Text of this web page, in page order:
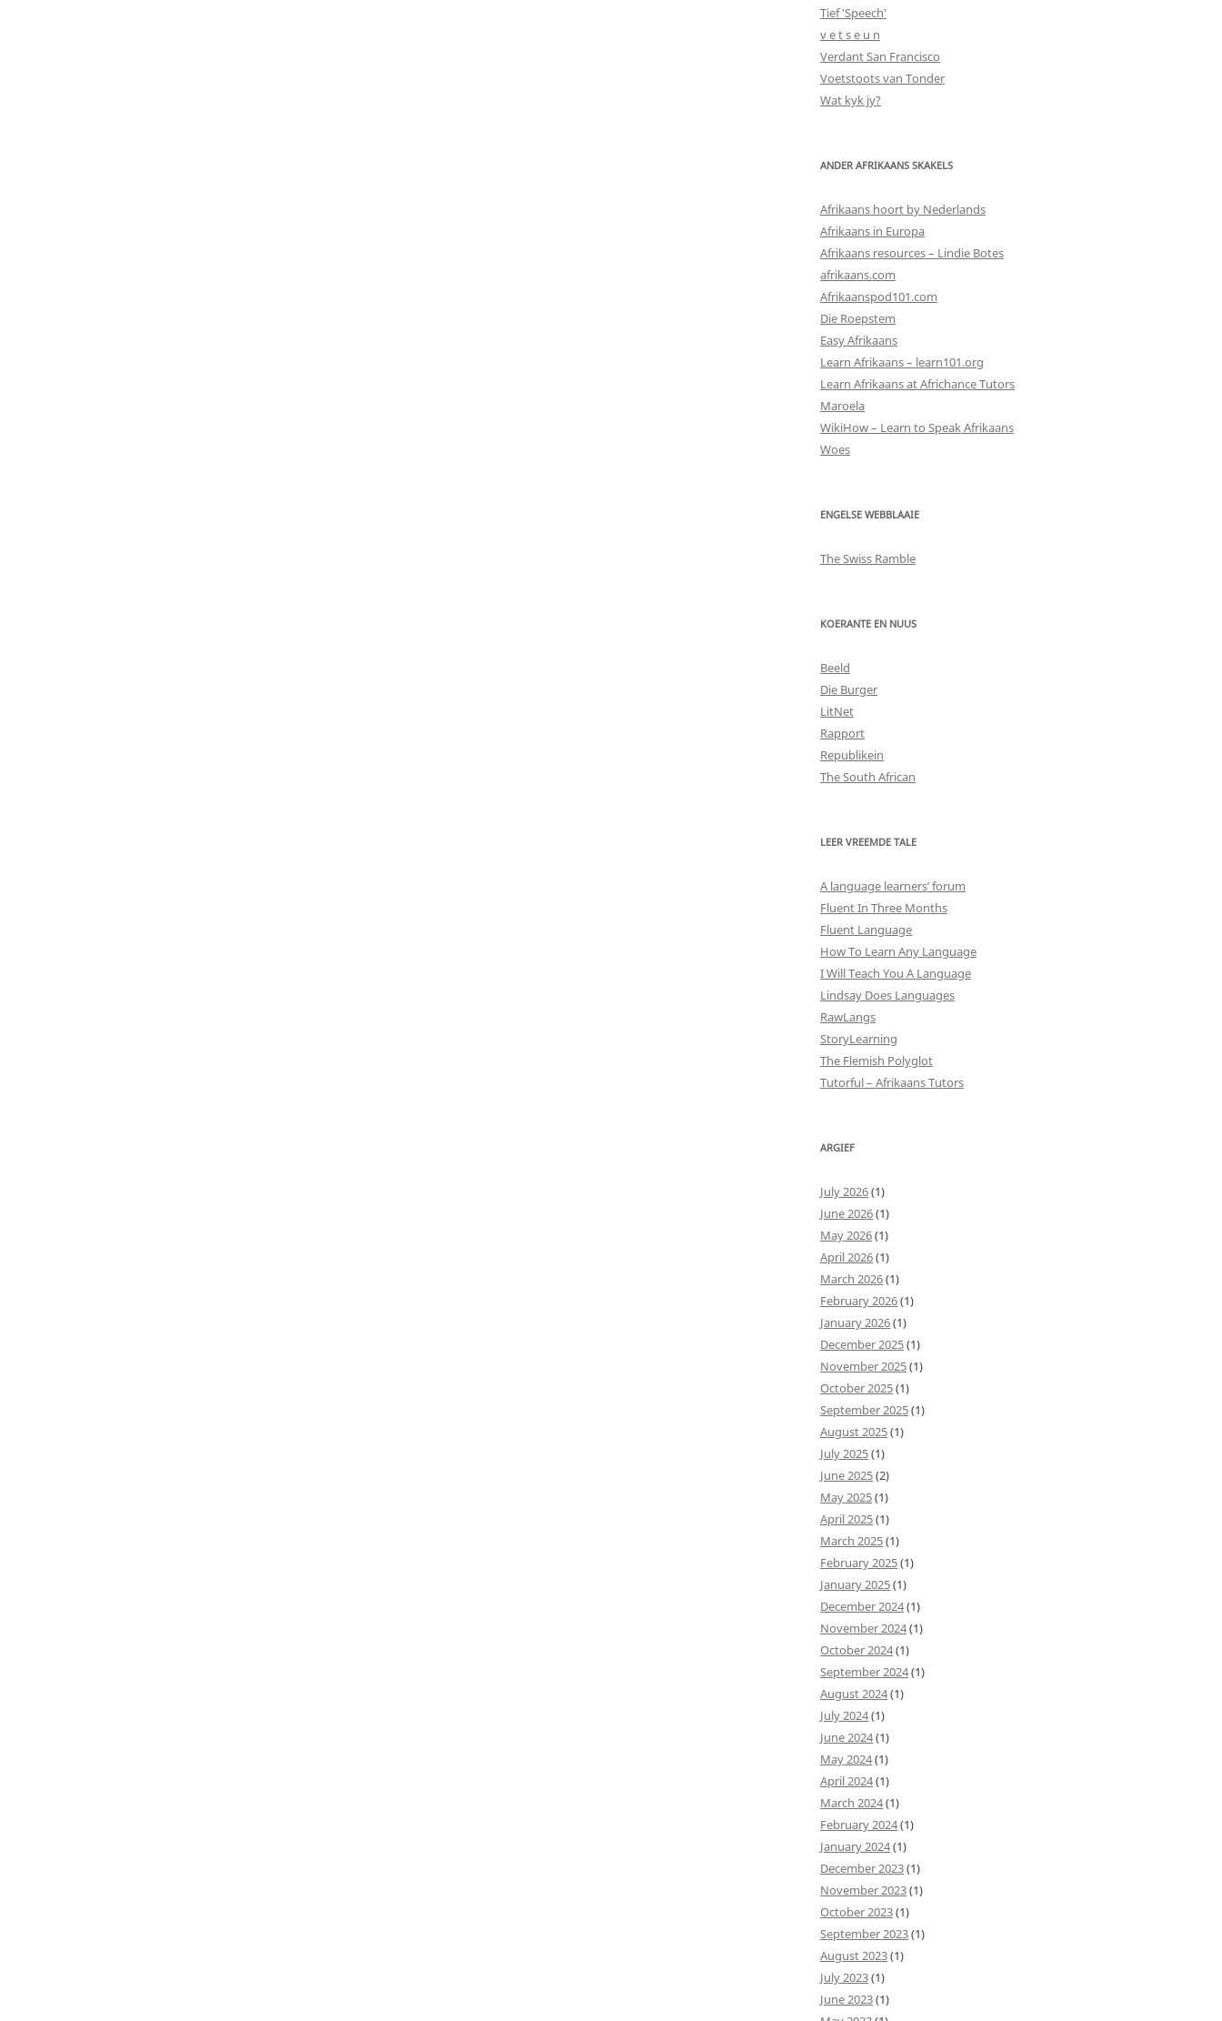
Tief 'Speech'
v e t s e u n
Verdant San Francisco
Voetstoots van Tonder
Wat kyk jy?
ANDER AFRIKAANS SKAKELS
Afrikaans hoort by Nederlands
Afrikaans in Europa
Afrikaans resources – Lindie Botes
afrikaans.com
Afrikaanspod101.com
Die Roepstem
Easy Afrikaans
Learn Afrikaans – learn101.org
Learn Afrikaans at Africhance Tutors
Maroela
WikiHow – Learn to Speak Afrikaans
Woes
ENGELSE WEBBLAAIE
The Swiss Ramble
KOERANTE EN NUUS
Beeld
Die Burger
LitNet
Rapport
Republikein
The South African
LEER VREEMDE TALE
A language learners’ forum
Fluent In Three Months
Fluent Language
How To Learn Any Language
I Will Teach You A Language
Lindsay Does Languages
RawLangs
StoryLearning
The Flemish Polyglot
Tutorful – Afrikaans Tutors
ARGIEF
July 2026(1)
June 2026(1)
May 2026(1)
April 2026(1)
March 2026(1)
February 2026(1)
January 2026(1)
December 2025(1)
November 2025(1)
October 2025(1)
September 2025(1)
August 2025(1)
July 2025(1)
June 2025(2)
May 2025(1)
April 2025(1)
March 2025(1)
February 2025(1)
January 2025(1)
December 2024(1)
November 2024(1)
October 2024(1)
September 2024(1)
August 2024(1)
July 2024(1)
June 2024(1)
May 2024(1)
April 2024(1)
March 2024(1)
February 2024(1)
January 2024(1)
December 2023(1)
November 2023(1)
October 2023(1)
September 2023(1)
August 2023(1)
July 2023(1)
June 2023(1)